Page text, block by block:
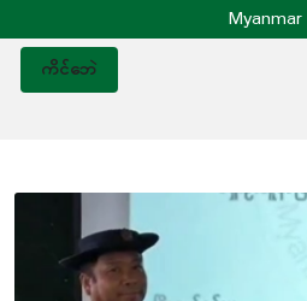
Myanmar
ကိင်ဘေဲ